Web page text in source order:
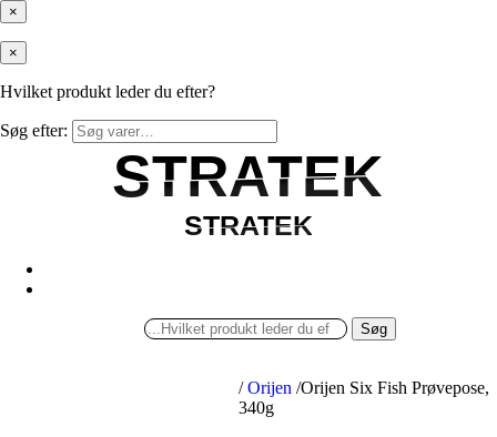
×
×
Hvilket produkt leder du efter?
Søg efter:
STRATEK
STRATEK
STRATEK
STRATEK
Søg
/ Orijen /Orijen Six Fish Prøvepose,
340g